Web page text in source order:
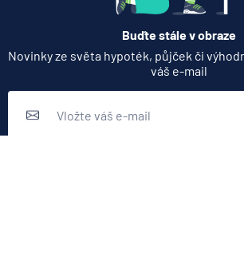
Buďte stále v obraze
Novinky ze světa hypoték, půjček či
váš e-mail